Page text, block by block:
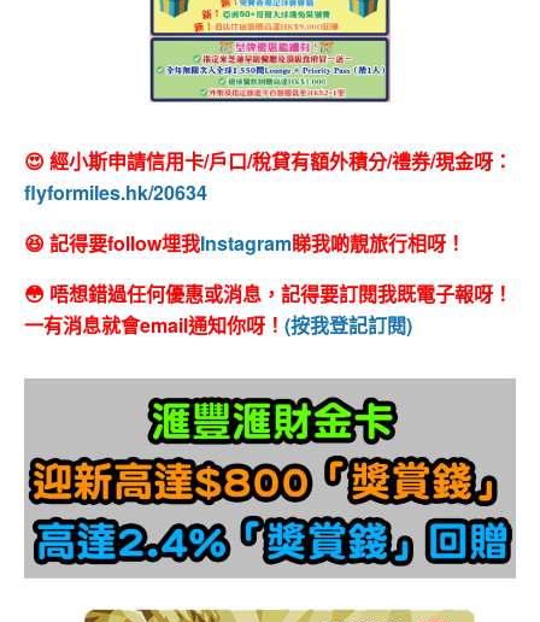
😍 經小斯申請信用卡/戶口/稅貸有額外積分/禮券/現金呀：
flyformiles.hk/20634
😆 記得要follow埋我Instagram睇我啲靚旅行相呀！
😳 唔想錯過任何優惠或消息，記得要訂閱我既電子報呀！
一有消息就會email通知你呀！ (按我登記訂閱)